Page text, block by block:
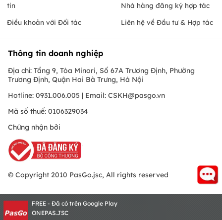
tin
Điều khoản với Đối tác
Nhà hàng đăng ký hợp tác
Liên hệ về Đầu tư & Hợp tác
Thông tin doanh nghiệp
Địa chỉ: Tầng 9, Tòa Minori, Số 67A Trương Định, Phường
Trương Định, Quận Hai Bà Trưng, Hà Nội
Hotline: 0931.006.005 | Email: CSKH@pasgo.vn
Mã số thuế: 0106329034
Chứng nhận bởi
© Copyright 2010 PasGo.jsc, All rights reserved
FREE - Đã có trên Google Play
ONEPAS.JSC